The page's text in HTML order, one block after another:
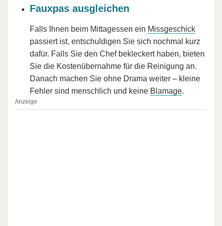
Fauxpas ausgleichen
Falls Ihnen beim Mittagessen ein Missgeschick
passiert ist, entschuldigen Sie sich nochmal kurz
dafür. Falls Sie den Chef bekleckert haben, bieten
Sie die Kostenübernahme für die Reinigung an.
Danach machen Sie ohne Drama weiter – kleine
Fehler sind menschlich und keine Blamage.
Anzeige